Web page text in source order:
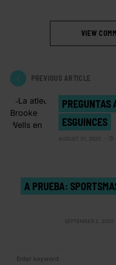
VIEW
PREVIOUS ARTICLE
PREGUNTAS
ESGUINCES
AUGUST 31, 2020
A PRUEBA:
SEPTEMBER 2, 2020